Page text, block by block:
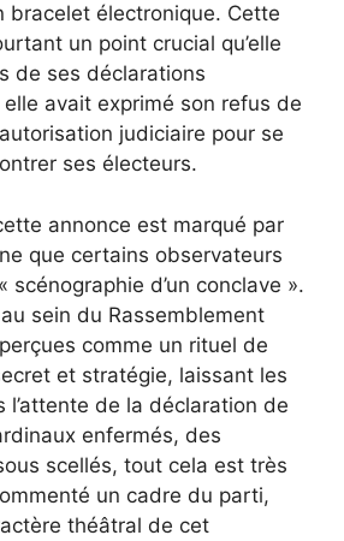
bracelet électronique. Cette
un point crucial qu’elle
de ses déclarations
avait exprimé son refus de
judiciaire pour se
ses électeurs.
annonce est marqué par
que certains observateurs
scénographie d’un conclave ».
sein du Rassemblement
comme un rituel de
et stratégie, laissant les
l’attente de la déclaration de
enfermés, des
scellés, tout cela est très
un cadre du parti,
théâtral de cet